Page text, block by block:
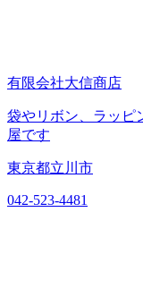
有限会社大信商店
袋やリボン、ラッピ
屋です
東京都立川市
042-523-4481